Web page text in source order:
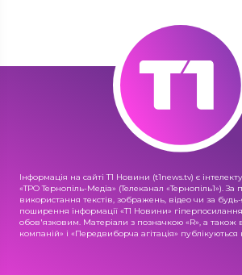
Інформація на сайті Т1 Новини (t1news.tv) є
«ТРО Тернопіль-Медіа» (Телеканал «Тернопіль1»). За
використання текстів, зображень, відео чи за
поширення інформації «Т1 Новини»
обов'язковим. Матеріали з позначкою «R», а
компаній» і «Передвиборча агітація»